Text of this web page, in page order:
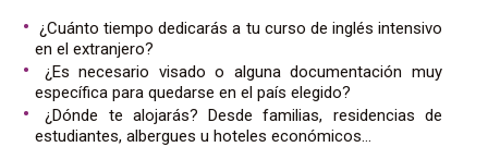
¿Cuánto tiempo dedicarás a tu curso de inglés intensivo
en el extranjero?
¿Es necesario visado o alguna documentación muy
específica para quedarse en el país elegido?
¿Dónde te alojarás? Desde familias, residencias de
estudiantes, albergues u hoteles económicos…